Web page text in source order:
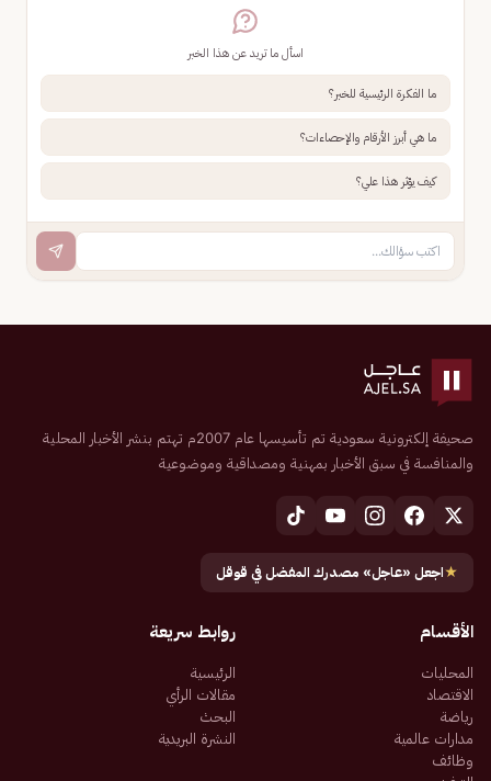
اسأل ما تريد عن هذا الخبر
ما الفكرة الرئيسية للخبر؟
ما هي أبرز الأرقام والإحصاءات؟
كيف يؤثر هذا علي؟
صحيفة إلكترونية سعودية تم تأسيسها عام 2007م تهتم بنشر الأخبار المحلية
والمنافسة في سبق الأخبار بمهنية ومصداقية وموضوعية
★اجعل «عاجل» مصدرك المفضل في قوقل
الأقسام
المحليات
الاقتصاد
رياضة
مدارات عالمية
وظائف
روابط سريعة
الرئيسية
مقالات الرأي
البحث
النشرة البريدية